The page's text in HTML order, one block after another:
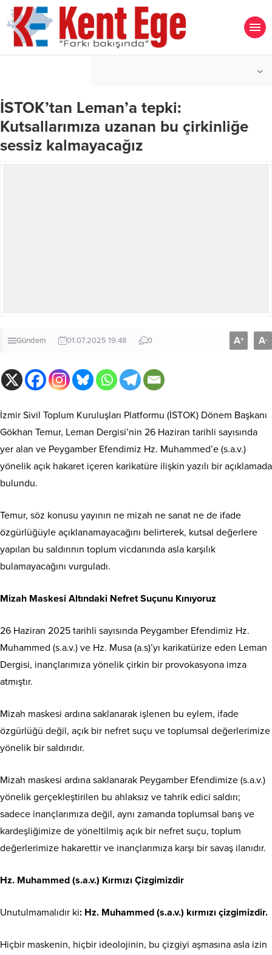
İSTOK’tan Leman’a tepki:
Kutsallarımıza uzanan bu çirkinliğe
sessiz kalmayacağız
Gündem 01.07.2025 19:48 0 A+ A-
İzmir Sivil Toplum Kuruluşları Platformu (İSTOK) Dönem Başkanı
Gökhan Temur, Leman Dergisi’nin 26 Haziran tarihli sayısında
yer alan ve Peygamber Efendimiz Hz. Muhammed’e (s.a.v.)
yönelik açık hakaret içeren karikatüre ilişkin yazılı bir açıklamada
bulundu.
Temur, söz konusu yayının ne mizah ne sanat ne de ifade
özgürlüğüyle açıklanamayacağını belirterek, kutsal değerlere
yapılan bu saldırının toplum vicdanında asla karşılık
bulamayacağını vurguladı.
Mizah Maskesi Altındaki Nefret Suçunu Kınıyoruz
26 Haziran 2025 tarihli sayısında Peygamber Efendimiz Hz.
Muhammed (s.a.v.) ve Hz. Musa (a.s)’yı karikatürize eden Leman
Dergisi, inançlarımıza yönelik çirkin bir provokasyona imza
atmıştır.
Mizah maskesi ardına saklanarak işlenen bu eylem, ifade
özgürlüğü değil, açık bir nefret suçu ve toplumsal değerlerimize
yönelik bir saldırıdır.
Mizah maskesi ardına saklanarak Peygamber Efendimize (s.a.v.)
yönelik gerçekleştirilen bu ahlaksız ve tahrik edici saldırı;
sadece inançlarımıza değil, aynı zamanda toplumsal barış ve
kardeşliğimize de yöneltilmiş açık bir nefret suçu, toplum
değerlerimize hakarettir ve inançlarımıza karşı bir savaş ilanıdır.
Hz. Muhammed (s.a.v.) Kırmızı Çizgimizdir
Unutulmamalıdır ki: Hz. Muhammed (s.a.v.) kırmızı çizgimizdir.
Hiçbir maskenin, hiçbir ideolojinin, bu çizgiyi aşmasına asla izin